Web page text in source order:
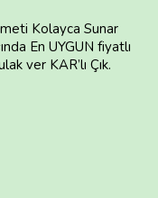
Kolayca Sunar
En UYGUN fiyatlı
ver KAR’lı Çık.